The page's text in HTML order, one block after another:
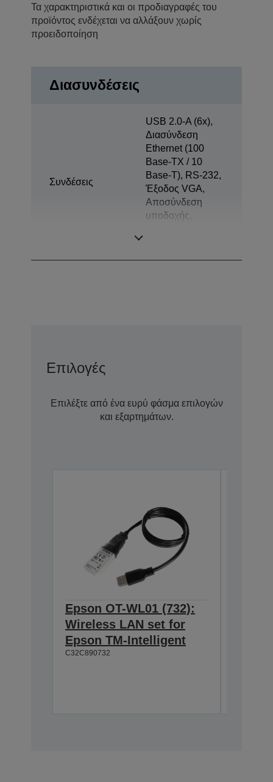
Τα χαρακτηριστικά και οι προδιαγραφές του
προϊόντος ενδέχεται να αλλάξουν χωρίς
προειδοποίηση
Διασυνδέσεις
Συνδέσεις
USB 2.0-A (6x),
Διασύνδεση
Ethernet (100
Base-TX / 10
Base-T), RS-232,
Έξοδος VGA,
Αποσύνδεση
υποδοχής,
Επιλογές
Επιλέξτε από ένα ευρύ φάσμα επιλογών
και εξαρτημάτων.
Epson OT-WL01 (732):
Wireless LAN set for
Epson TM-Intelligent
C32C890732